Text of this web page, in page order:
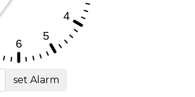
set Alarm